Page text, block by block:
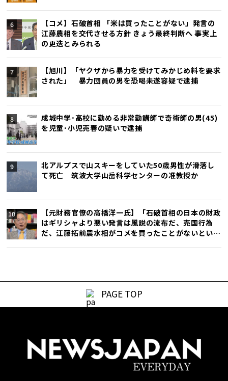
【コメ】石破首相 「米は買ったことがない」発言の
江藤農相を交代させる方針 きょう最終判断へ 事実上
の更迭とみられる
【旭川】「ヤクザから暴力を受けてみかじめ料を要求
された」 暴力団員の男を恐喝未遂容疑で逮捕
成城中学･高校に勤める非常勤講師で奇術師の男(45)
を児童･小児売春の疑いで逮捕
北アルプスで山スキーをしていた50歳男性が滑落し
て死亡 筑波大学山岳科学センターの准教授か
【元財務官僚の高橋洋一氏】「石破首相の日本の財政
はギリシャより悪い発言は風説の流布だ、売国行為
だ、江藤拓前農水相がコメを買ったことがないという
PAGE TOP